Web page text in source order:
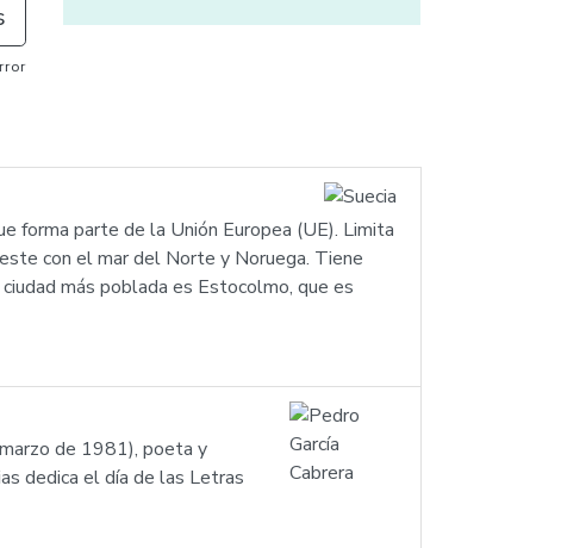
forma parte de la Unión Europea (UE). Limita
con el mar del Norte y Noruega. Tiene
más poblada es Estocolmo, que es
de 1981), poeta y
dedica el día de las Letras